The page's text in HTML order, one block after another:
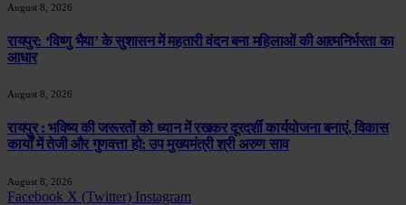
August 8, 2026
रायपुर: ‘विष्णु भैया’ के सुशासन में महतारी वंदन बना महिलाओं की आत्मनिर्भरता का
आधार
August 8, 2026
रायपुर : भविष्य की जरूरतों को ध्यान में रखकर दूरदर्शी कार्ययोजना बनाएं, विकास
कार्यों में तेजी और गुणवत्ता हो: उप मुख्यमंत्री श्री अरुण साव
August 8, 2026
Facebook X (Twitter) Instagram